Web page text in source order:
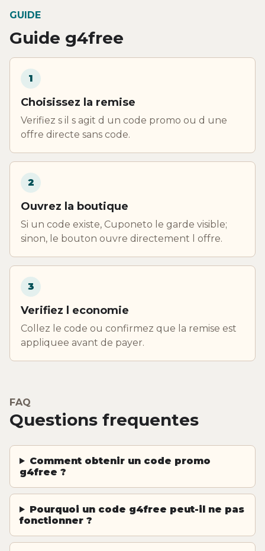
GUIDE
Guide g4free
1
Choisissez la remise
Verifiez s il s agit d un code promo ou d une
offre directe sans code.
2
Ouvrez la boutique
Si un code existe, Cuponeto le garde visible;
sinon, le bouton ouvre directement l offre.
3
Verifiez l economie
Collez le code ou confirmez que la remise est
appliquee avant de payer.
FAQ
Questions frequentes
Comment obtenir un code promo
g4free ?
Pourquoi un code g4free peut-il ne pas
fonctionner ?